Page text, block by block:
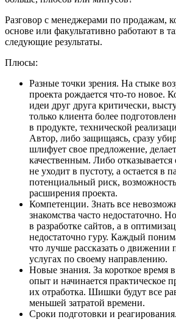
Разговор с менеджерами по продажам,
основе или факультативно работают в
следующие результаты.
Плюсы:
Разные точки зрения. На стыке
проекта рождается что-то новое.
идеи друг друга критически,
только клиента более
в продукте, технической
Автор, либо защищаясь, сразу
шлифует свое предложение,
качественным. Либо
не уходит в пустоту, а остается в
потенциальный риск,
расширения проекта.
Компетенции. Знать все
знакомства часто недостаточно.
в разработке сайтов, а в
недостаточно гуру. Каждый
что лучше рассказать о движении
услугах по своему направлению.
Новые знания. За короткое время
опыт и начинается практическое
их отработка. Шишки будут все
меньшей затратой времени.
Сроки подготовки и